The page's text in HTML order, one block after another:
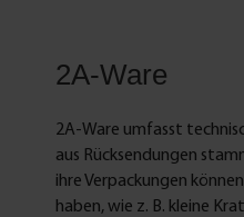
2A-Ware
2A-Ware umfasst
aus Rücksendungen
ihre Verpackungen
haben, wie z. B. kleine